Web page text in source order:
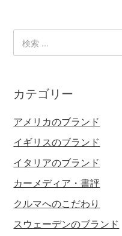
カテゴリー
アメリカのブランド
イギリスのブランド
イタリアのブランド
カーメディア・書評
クルマへのこだわり
スウェーデンのブランド